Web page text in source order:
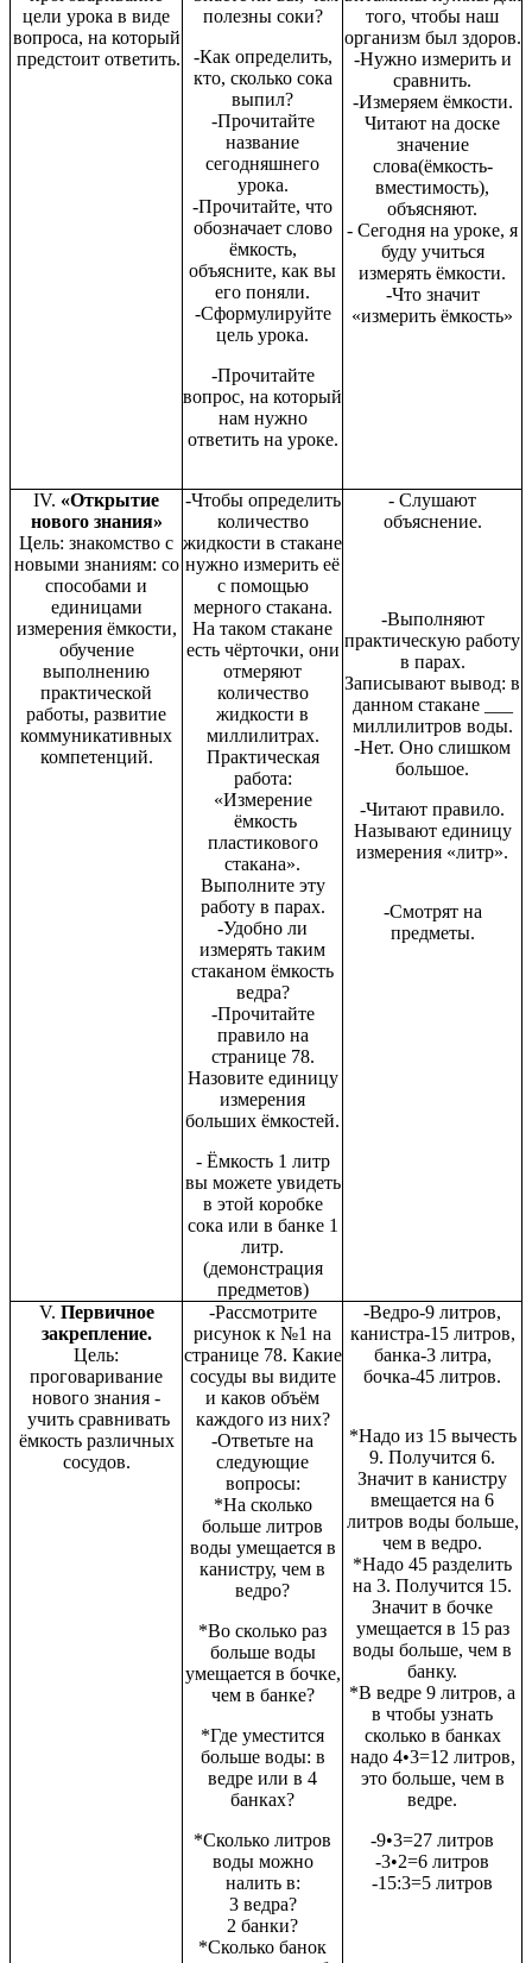
цели урока в виде
вопроса, на который
предстоит ответить.
полезны соки?
-Как определить,
кто, сколько сока
выпил?
-Прочитайте
название
сегодняшнего
урока.
-Прочитайте, что
обозначает слово
ёмкость,
объясните, как вы
его поняли.
-Сформулируйте
цель урока.
-Прочитайте
вопрос, на который
нам нужно
ответить на уроке.
того, чтобы наш
организм был здоров.
-Нужно измерить и
сравнить.
-Измеряем ёмкости.
Читают на доске
значение
слова(ёмкость-
вместимость),
объясняют.
- Сегодня на уроке, я
буду учиться
измерять ёмкости.
-Что значит
«измерить ёмкость»
ΙV. «Открытие
нового знания»
Цель: знакомство с
новыми знаниям: со
способами и
единицами
измерения ёмкости,
обучение
выполнению
практической
работы, развитие
коммуникативных
компетенций.
-Чтобы определить
количество
жидкости в стакане
нужно измерить её
с помощью
мерного стакана.
На таком стакане
есть чёрточки, они
отмеряют
количество
жидкости в
миллилитрах.
Практическая
работа:
«Измерение
ёмкость
пластикового
стакана».
Выполните эту
работу в парах.
-Удобно ли
измерять таким
стаканом ёмкость
ведра?
-Прочитайте
правило на
странице 78.
Назовите единицу
измерения
больших ёмкостей.
- Ёмкость 1 литр
вы можете увидеть
в этой коробке
сока или в банке 1
литр.
(демонстрация
предметов)
- Слушают
объяснение.
-Выполняют
практическую работу
в парах.
Записывают вывод: в
данном стакане ___
миллилитров воды.
-Нет. Оно слишком
большое.
-Читают правило.
Называют единицу
измерения «литр».
-Смотрят на
предметы.
V. Первичное
закрепление.
Цель:
проговаривание
нового знания -
учить сравнивать
ёмкость различных
сосудов.
-Рассмотрите
рисунок к №1 на
странице 78. Какие
сосуды вы видите
и каков объём
каждого из них?
-Ответьте на
следующие
вопросы:
*На сколько
больше литров
воды умещается в
канистру, чем в
ведро?
*Во сколько раз
больше воды
умещается в бочке,
чем в банке?
*Где уместится
больше воды: в
ведре или в 4
банках?
*Сколько литров
воды можно
налить в:
3 ведра?
2 банки?
*Сколько банок
-Ведро-9 литров,
канистра-15 литров,
банка-3 литра,
бочка-45 литров.
*Надо из 15 вычесть
9. Получится 6.
Значит в канистру
вмещается на 6
литров воды больше,
чем в ведро.
*Надо 45 разделить
на 3. Получится 15.
Значит в бочке
умещается в 15 раз
воды больше, чем в
банку.
*В ведре 9 литров, а
в чтобы узнать
сколько в банках
надо 4•3=12 литров,
это больше, чем в
ведре.
-9•3=27 литров
-3•2=6 литров
-15:3=5 литров